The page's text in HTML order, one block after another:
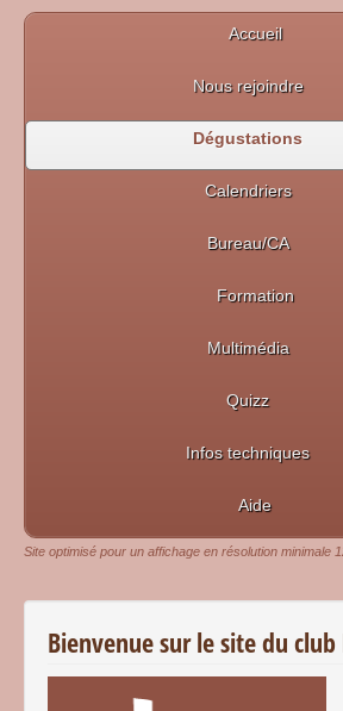
Accueil
Nous rejoindre
Dégustations
Calendriers
Bureau/CA
Formation
Multimédia
Quizz
Infos techniques
Aide
Site optimisé pour un affichage en résolution minimale
Bienvenue sur le site du